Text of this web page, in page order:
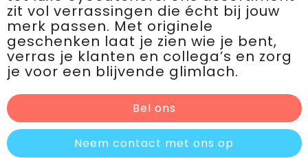
zit vol verrassingen die écht bij jouw
merk passen. Met originele
geschenken laat je zien wie je bent,
verras je klanten en collega’s en zorg
je voor een blijvende glimlach.
Bel ons
Neem contact met ons op